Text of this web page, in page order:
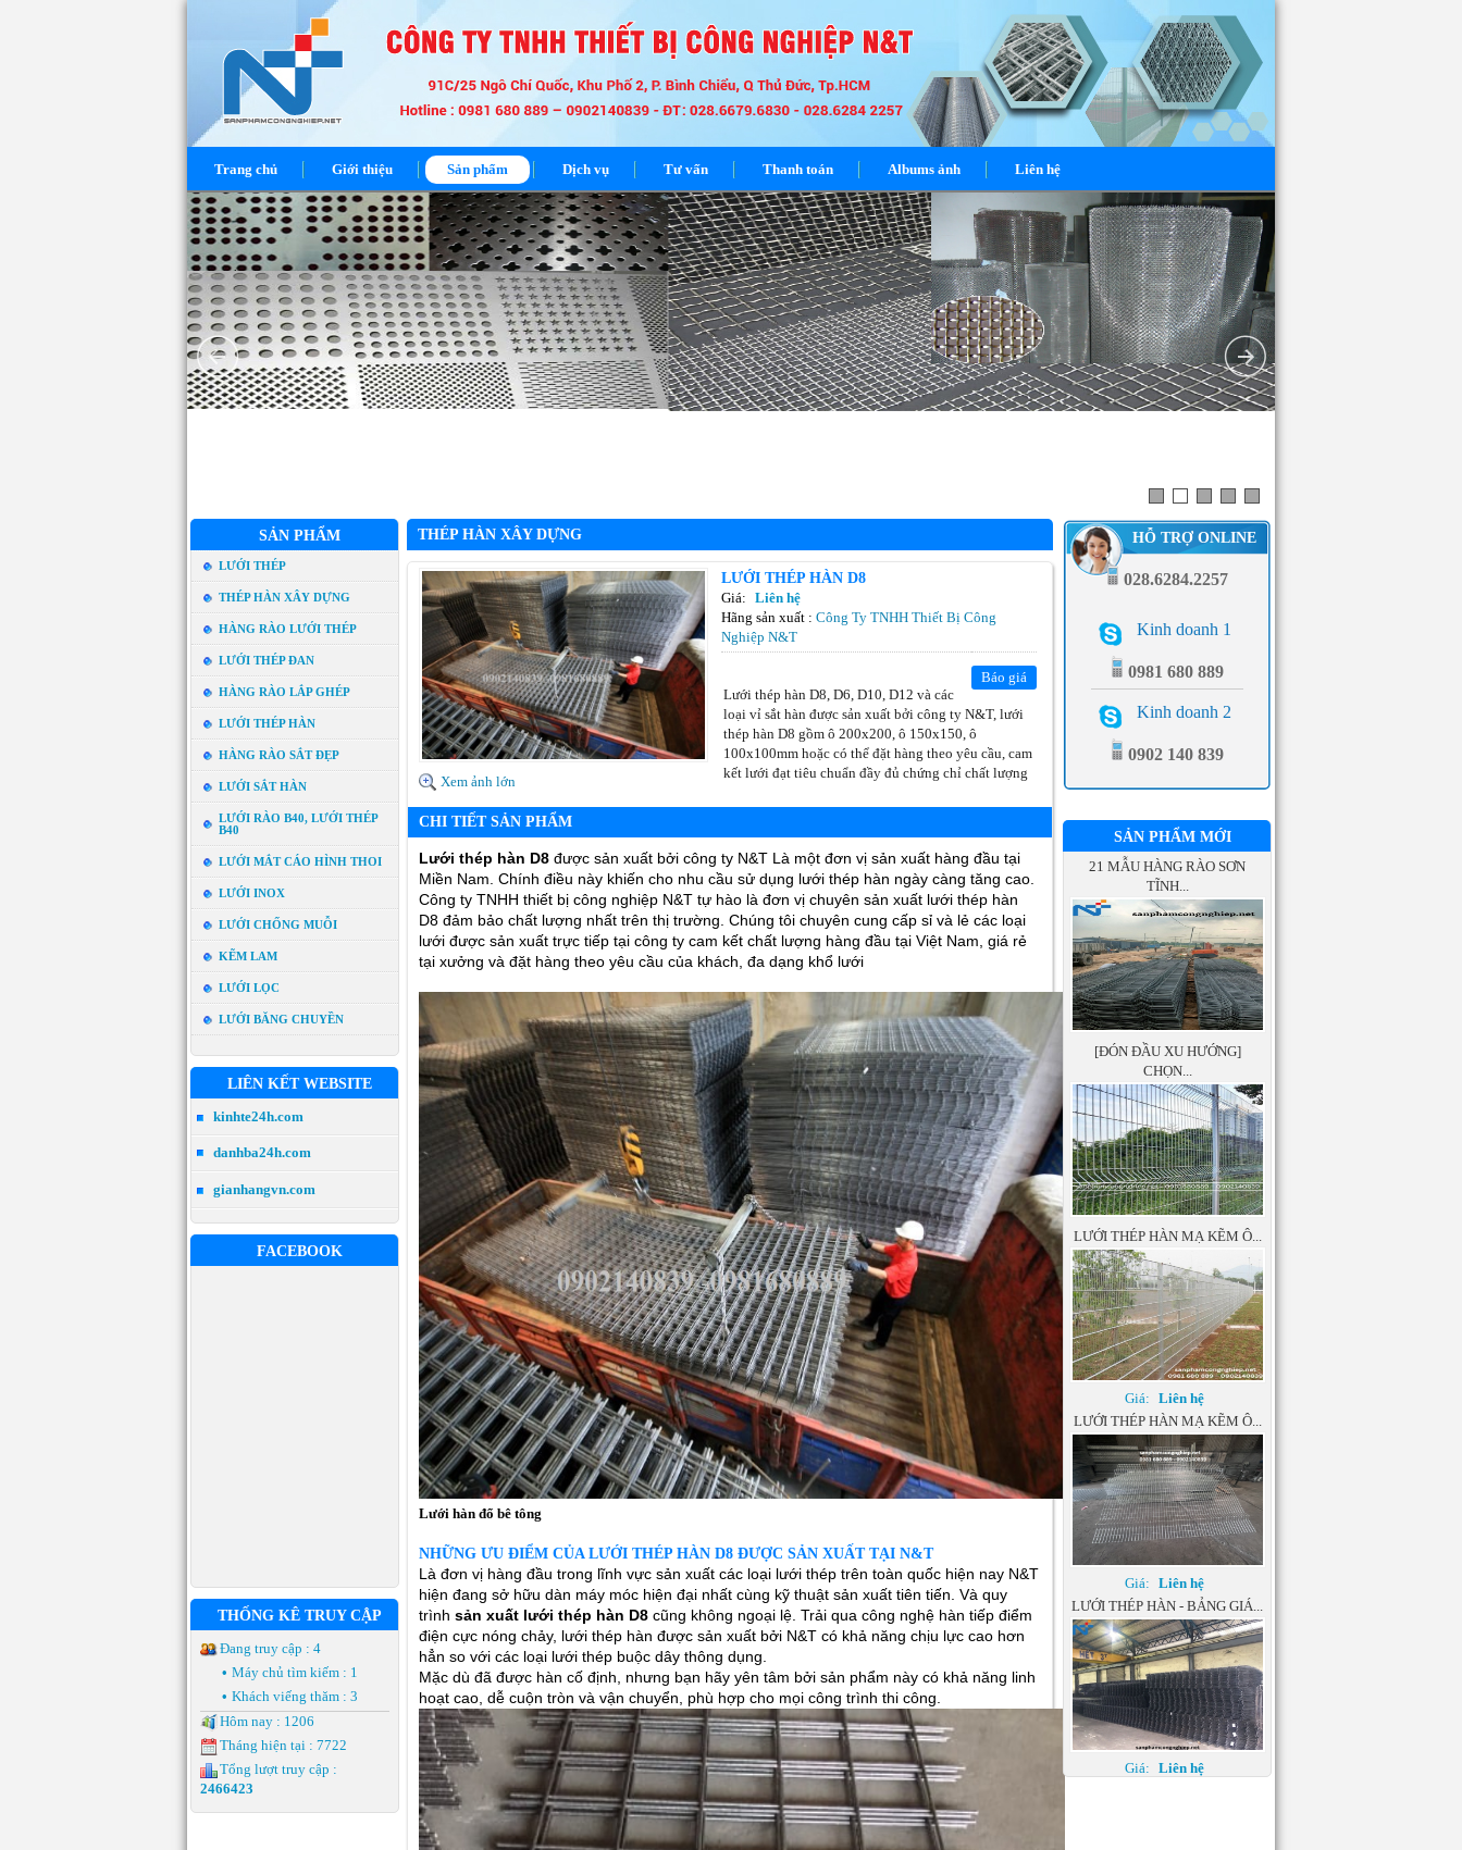
Trang chủ Giới thiệu Sản phẩm Dịch vụ Tư vấn Thanh toán Albums ảnh Liên hệ
SẢN PHẨM
LƯỚI THÉP
THÉP HÀN XÂY DỰNG
HÀNG RÀO LƯỚI THÉP
LƯỚI THÉP ĐAN
HÀNG RÀO LẮP GHÉP
LƯỚI THÉP HÀN
HÀNG RÀO SẮT ĐẸP
LƯỚI SẮT HÀN
LƯỚI RÀO B40, LƯỚI THÉP
B40
LƯỚI MẮT CÁO HÌNH THOI
LƯỚI INOX
LƯỚI CHỐNG MUỖI
KẼM LAM
LƯỚI LỌC
LƯỚI BĂNG CHUYỀN
LIÊN KẾT WEBSITE
kinhte24h.com
danhba24h.com
gianhangvn.com
FACEBOOK
THỐNG KÊ TRUY CẬP
Đang truy cập : 4
• Máy chủ tìm kiếm : 1
• Khách viếng thăm : 3
Hôm nay : 1206
Tháng hiện tại : 7722
Tổng lượt truy cập :
2466423
THÉP HÀN XÂY DỰNG
Xem ảnh lớn
LƯỚI THÉP HÀN D8
Giá: Liên hệ
Hãng sản xuất : Công Ty TNHH Thiết Bị Công
Nghiệp N&T
Báo giá
Lưới thép hàn D8, D6, D10, D12 và các
loại vỉ sắt hàn được sản xuất bởi công ty N&T, lưới
thép hàn D8 gồm ô 200x200, ô 150x150, ô
100x100mm hoặc có thể đặt hàng theo yêu cầu, cam
kết lưới đạt tiêu chuẩn đầy đủ chứng chỉ chất lượng
CHI TIẾT SẢN PHẨM
Lưới thép hàn D8 được sản xuất bởi công ty N&T Là một đơn vị sản xuất hàng đầu tại
Miền Nam. Chính điều này khiến cho nhu cầu sử dụng lưới thép hàn ngày càng tăng cao.
Công ty TNHH thiết bị công nghiệp N&T tự hào là đơn vị chuyên sản xuất lưới thép hàn
D8 đảm bảo chất lượng nhất trên thị trường. Chúng tôi chuyên cung cấp sỉ và lẻ các loại
lưới được sản xuất trực tiếp tại công ty cam kết chất lượng hàng đầu tại Việt Nam, giá rẻ
tại xưởng và đặt hàng theo yêu cầu của khách, đa dạng khổ lưới
Lưới hàn đổ bê tông
NHỮNG ƯU ĐIỂM CỦA LƯỚI THÉP HÀN D8 ĐƯỢC SẢN XUẤT TẠI N&T
Là đơn vị hàng đầu trong lĩnh vực sản xuất các loại lưới thép trên toàn quốc hiện nay N&T
hiện đang sở hữu dàn máy móc hiện đại nhất cùng kỹ thuật sản xuất tiên tiến. Và quy
trình sản xuất lưới thép hàn D8 cũng không ngoại lệ. Trải qua công nghệ hàn tiếp điểm
điện cực nóng chảy, lưới thép hàn được sản xuất bởi N&T có khả năng chịu lực cao hơn
hẳn so với các loại lưới thép buộc dây thông dụng.
Mặc dù đã được hàn cố định, nhưng bạn hãy yên tâm bởi sản phẩm này có khả năng linh
hoạt cao, dễ cuộn tròn và vận chuyển, phù hợp cho mọi công trình thi công.
HỖ TRỢ ONLINE
028.6284.2257
Kinh doanh 1
0981 680 889
Kinh doanh 2
0902 140 839
SẢN PHẨM MỚI
21 MẪU HÀNG RÀO SƠN
TĨNH...
Giá: Liên hệ
[ĐÓN ĐẦU XU HƯỚNG]
CHỌN...
Giá: Liên hệ
LƯỚI THÉP HÀN MẠ KẼM Ô...
Giá: Liên hệ
LƯỚI THÉP HÀN MẠ KẼM Ô...
Giá: Liên hệ
LƯỚI THÉP HÀN - BẢNG GIÁ...
Giá: Liên hệ
21 MẪU HÀNG RÀO SƠN